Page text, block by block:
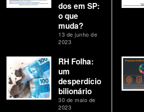
dos em SP:
o que
muda?
13 de junho de
2023
RH Folha:
um
desperdício
bilionário
30 de maio de
2023